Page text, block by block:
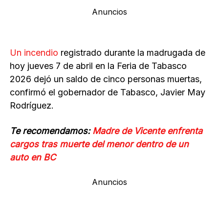
Anuncios
Un incendio registrado durante la madrugada de
hoy jueves 7 de abril en la Feria de Tabasco
2026 dejó un saldo de cinco personas muertas,
confirmó el gobernador de Tabasco, Javier May
Rodríguez.
Te recomendamos:Madre de Vicente enfrenta
cargos tras muerte del menor dentro de un
auto en BC
Anuncios